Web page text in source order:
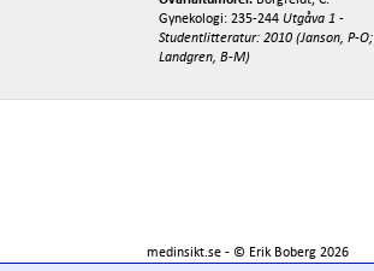
Gynekologi: 235-244 Utgåva 1 -
Studentlitteratur: 2010 (Janson, P-O;
Landgren, B-M)
medinsikt.se - © Erik Boberg 2026